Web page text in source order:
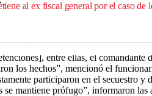
al ex fiscal general por el caso de
entre ellas, el
los hechos”, mencionó el
participaron en el secuestro y
se mantiene prófugo”, informaron las